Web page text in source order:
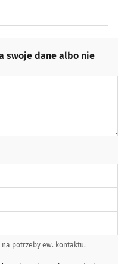
swoje dane albo nie
potrzeby ew. kontaktu.